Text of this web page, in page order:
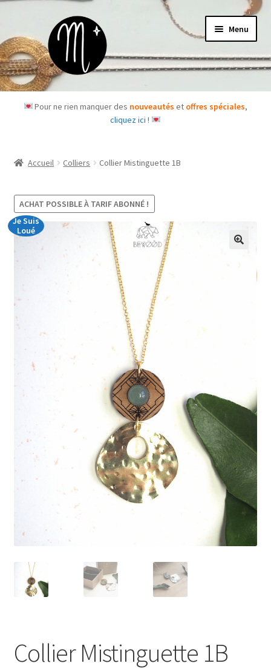
à
la
navigation
au
contenu
Menu
Accueil
enfant
Les box
Je m’abonne
J’échange !
Mon compte
Ma Wishlist
Pour ne rien manquer des nouveautéset offres spéciales,
cliquez ici !
Accueil Colliers Collier Mistinguette 1B
ACHAT POSSIBLE À TARIF ABONNÉ !
Je Suis
Loué
Collier Mistinguette 1B